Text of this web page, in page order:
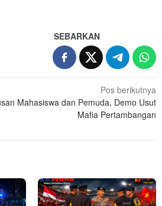
SEBARKAN
Pos berikutnya
Mahasiswa dan Pemuda, Demo Usut
Mafia Pertambangan